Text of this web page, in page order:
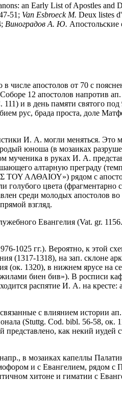
an Early List of Apostles and
51; Van Esbroeck M. Deux listes
Виноградов А. Ю. Апостольские
апостолов от 70 с
12 апостолов напротив ап.
и в день памяти святого под
рус, брада проста, доле
И. А. могли меняться. Это
юноша (в мозаиках
в руках И. А.
алтарную преграду
ΤΟΥ ΑΛΘΑΙΟΥ») рядом с
голубого цвета (фрагментарно
среди молодых апостолов во
взгляд.
Евангелия (Vat. gr.
1025 гг.). Вероятно, к этой
(1317-1318), на зап. склоне
1320), в нижнем ярусе на
биен бив»). В росписи
распятие И. А. на кресте:
с влиянием истории
(Stuttg. Cod. bibl. 56-58, ок.
представлено, как некий
в мозаиках капеллы
и с Евангелием, рядом
хитоне и гиматии с